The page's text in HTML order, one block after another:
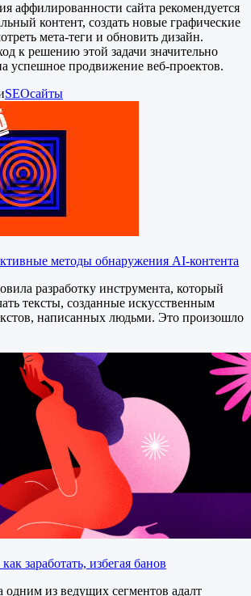
аффилированности сайта рекомендуется
контент, создать новые графические
мета-теги и обновить дизайн.
к решению этой задачи значительно
успешное продвижение веб-проектов.
SEOсайты
методы обнаружения AI-контента
разработку инструмента, который
тексты, созданные искусственным
написанных людьми. Это произошло
заработать, избегая банов
одним из ведущих сегментов адалт